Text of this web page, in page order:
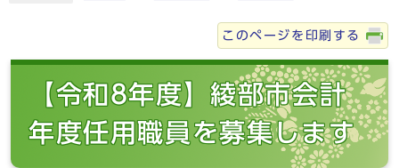
このページを印刷する
【令和8年度】綾部市会計
年度任用職員を募集します